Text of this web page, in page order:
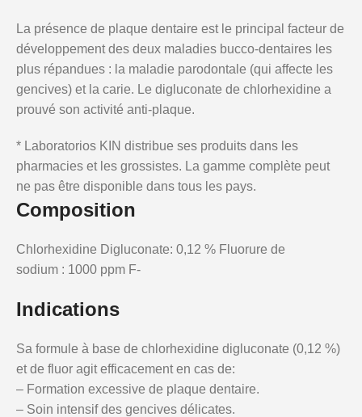
La présence de plaque dentaire est le principal facteur de
développement des deux maladies bucco-dentaires les
plus répandues : la maladie parodontale (qui affecte les
gencives) et la carie. Le digluconate de chlorhexidine a
prouvé son activité anti-plaque.
* Laboratorios KIN distribue ses produits dans les
pharmacies et les grossistes. La gamme complète peut
ne pas être disponible dans tous les pays.
Composition
Chlorhexidine Digluconate: 0,12 % Fluorure de
sodium : 1000 ppm F-
Indications
Sa formule à base de chlorhexidine digluconate (0,12 %)
et de fluor agit efficacement en cas de:
– Formation excessive de plaque dentaire.
– Soin intensif des gencives délicates.